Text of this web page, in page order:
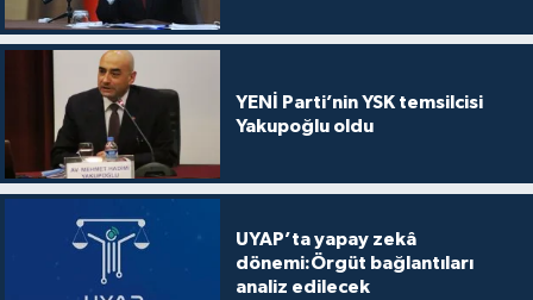
YENİ Parti’nin YSK temsilcisi
Yakupoğlu oldu
UYAP’ta yapay zekâ
dönemi:Örgüt bağlantıları
analiz edilecek